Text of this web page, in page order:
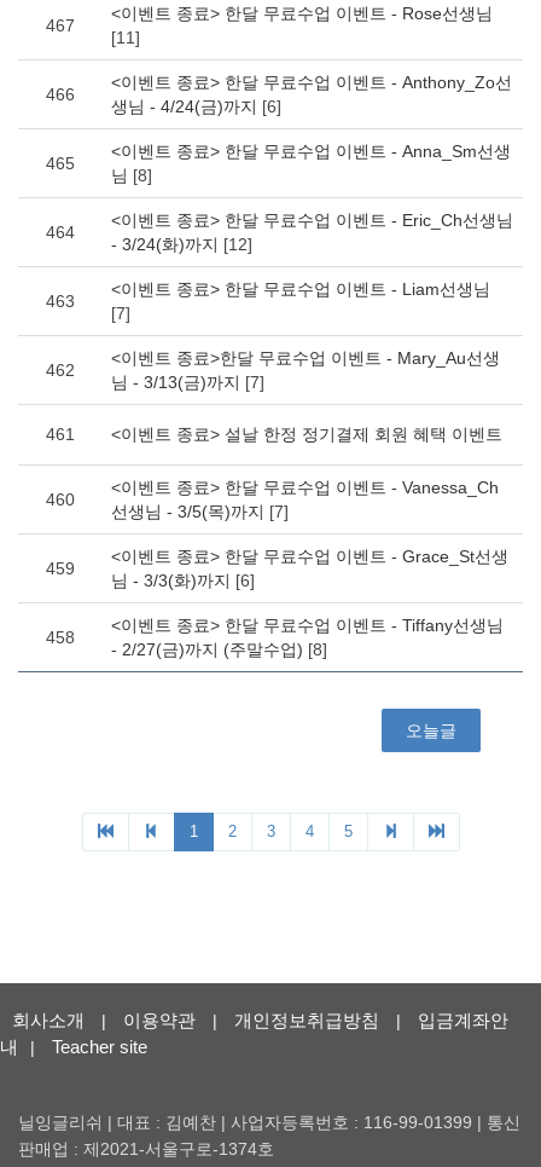
회사소개 | 이용약관 | 개인정보취급방침 |
입금계좌안
내
| Teacher site
닐잉글리쉬 | 대표 : 김예찬 | 사업자등록번호 : 116-99-01399 | 통신
판매업 : 제2021-서울구로-1374호